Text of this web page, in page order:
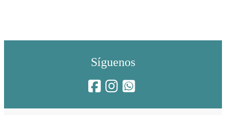
Síguenos